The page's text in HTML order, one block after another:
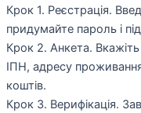
Крок 1. Реєстрація.
придумайте пароль і
Крок 2. Анкета. Вкажіть
ІПН, адресу
коштів.
Крок 3. Верифікація.